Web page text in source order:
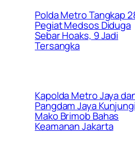
Polda Metro Tangkap
Pegiat Medsos Diduga
Sebar Hoaks, 9 Jadi
Tersangka
Kapolda Metro Jaya
Pangdam Jaya Kunjungi
Mako Brimob Bahas
Keamanan Jakarta